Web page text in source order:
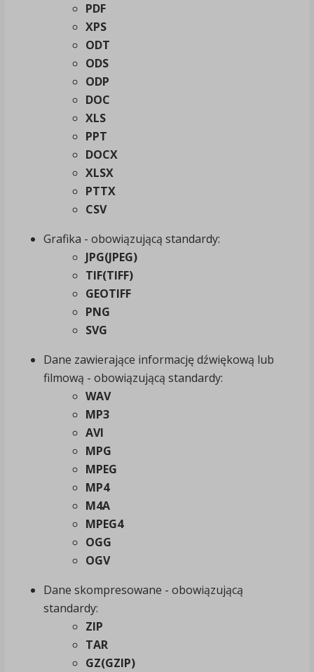
PDF
XPS
ODT
ODS
ODP
DOC
XLS
PPT
DOCX
XLSX
PTTX
CSV
Grafika - obowiązującą standardy:
JPG(JPEG)
TIF(TIFF)
GEOTIFF
PNG
SVG
Dane zawierające informację dźwiękową lub
filmową - obowiązującą standardy:
WAV
MP3
AVI
MPG
MPEG
MP4
M4A
MPEG4
OGG
OGV
Dane skompresowane - obowiązującą
standardy:
ZIP
TAR
GZ(GZIP)